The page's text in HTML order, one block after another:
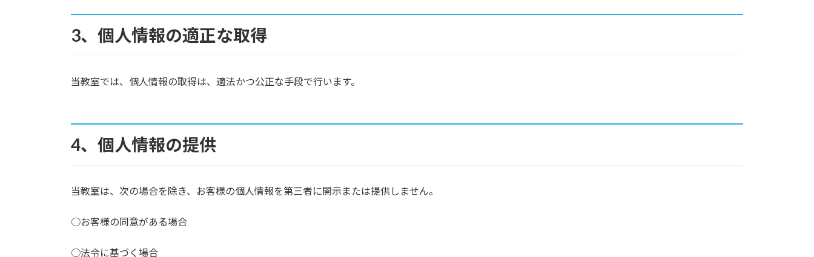
3、個人情報の適正な取得
当教室では、個人情報の取得は、適法かつ公正な手段で行います。
4、個人情報の提供
当教室は、次の場合を除き、お客様の個人情報を第三者に開示または提供しません。
○お客様の同意がある場合
○法令に基づく場合